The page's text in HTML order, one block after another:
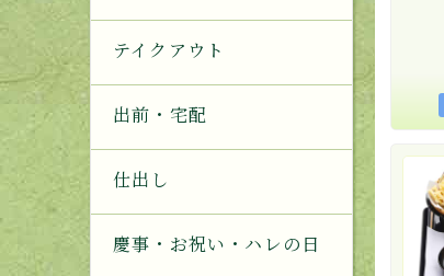
テイクアウト
出前・宅配
仕出し
慶事・お祝い・ハレの日